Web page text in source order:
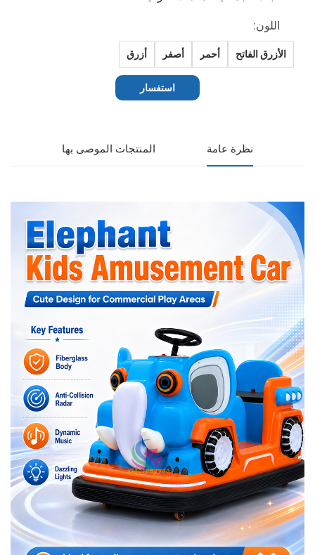
اللون:
الأزرق الفاتح أحمر أصفر أزرق
استفسار
نظرة عامة المنتجات الموصى بها